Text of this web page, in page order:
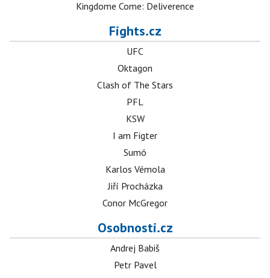
Kingdome Come: Deliverence
Fights.cz
UFC
Oktagon
Clash of The Stars
PFL
KSW
I am Figter
Sumó
Karlos Vémola
Jiří Procházka
Conor McGregor
Osobnosti.cz
Andrej Babiš
Petr Pavel